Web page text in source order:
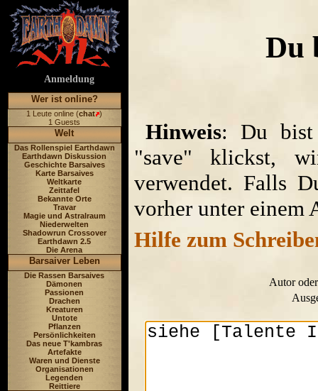
Anmeldung
Wer ist online?
1 Leute online (chat )
1 Guests
Welt
Das Rollenspiel Earthdawn
Earthdawn Diskussion
Geschichte Barsaives
Karte Barsaives
Weltkarte
Zeittafel
Bekannte Orte
Travar
Magie und Astralraum
Niederwelten
Shadowrun Crossover
Earthdawn 2.5
Die Arena
Barsaiver Leben
Die Rassen Barsaives
Dämonen
Passionen
Drachen
Kreaturen
Untote
Pflanzen
Persönlichkeiten
Das neue T'kambras
Artefakte
Waren und Dienste
Organisationen
Legenden
Reittiere
Du
Hinweis: Du bist
"save" klickst,
verwendet. Falls
vorher unter einem
Hilfe zum
Autor